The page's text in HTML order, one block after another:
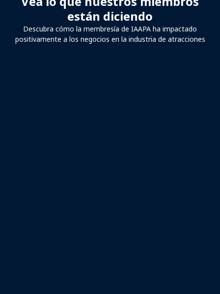
están diciendo
Descubra cómo la membresía de IAAPA ha impactado
positivamente a los negocios en la industria de atracciones